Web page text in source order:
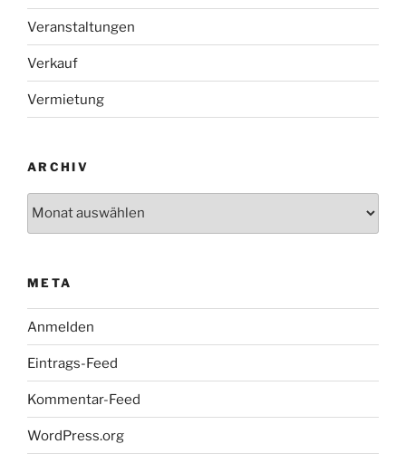
Veranstaltungen
Verkauf
Vermietung
ARCHIV
META
Anmelden
Eintrags-Feed
Kommentar-Feed
WordPress.org